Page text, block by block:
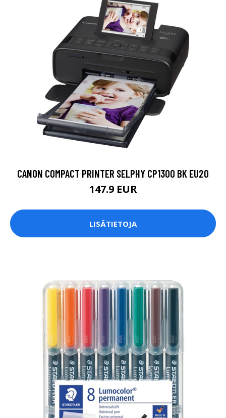
CANON COMPACT PRINTER SELPHY CP1300 BK EU20
147.9 EUR
LISÄTIETOJA